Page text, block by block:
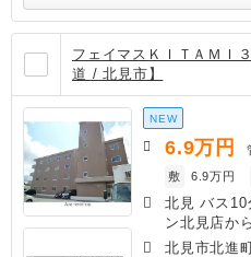
フェイマスＫＩＴＡＭＩ
道 / 北見市】
NEW
6.9万円
敷
6.9万円
北見 バス10
ン北見店か
北見市北進